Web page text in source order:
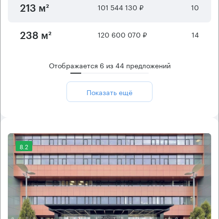
213 м² 101 544 130 ₽ 10
238 м² 120 600 070 ₽ 14
Отображается 6 из44предложений
Показать ещё
8.2